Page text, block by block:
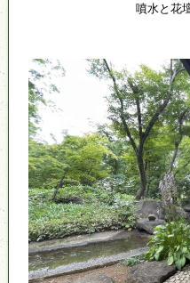
噴水と花